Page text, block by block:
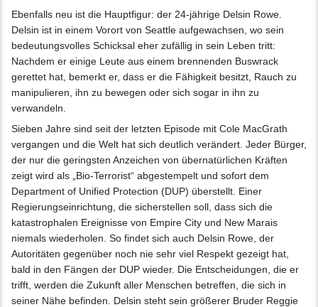
Ebenfalls neu ist die Hauptfigur: der 24-jährige Delsin Rowe.
Delsin ist in einem Vorort von Seattle aufgewachsen, wo sein
bedeutungsvolles Schicksal eher zufällig in sein Leben tritt:
Nachdem er einige Leute aus einem brennenden Buswrack
gerettet hat, bemerkt er, dass er die Fähigkeit besitzt, Rauch zu
manipulieren, ihn zu bewegen oder sich sogar in ihn zu
verwandeln.
Sieben Jahre sind seit der letzten Episode mit Cole MacGrath
vergangen und die Welt hat sich deutlich verändert. Jeder Bürger,
der nur die geringsten Anzeichen von übernatürlichen Kräften
zeigt wird als „Bio-Terrorist“ abgestempelt und sofort dem
Department of Unified Protection (DUP) überstellt. Einer
Regierungseinrichtung, die sicherstellen soll, dass sich die
katastrophalen Ereignisse von Empire City und New Marais
niemals wiederholen. So findet sich auch Delsin Rowe, der
Autoritäten gegenüber noch nie sehr viel Respekt gezeigt hat,
bald in den Fängen der DUP wieder. Die Entscheidungen, die er
trifft, werden die Zukunft aller Menschen betreffen, die sich in
seiner Nähe befinden. Delsin steht sein größerer Bruder Reggie